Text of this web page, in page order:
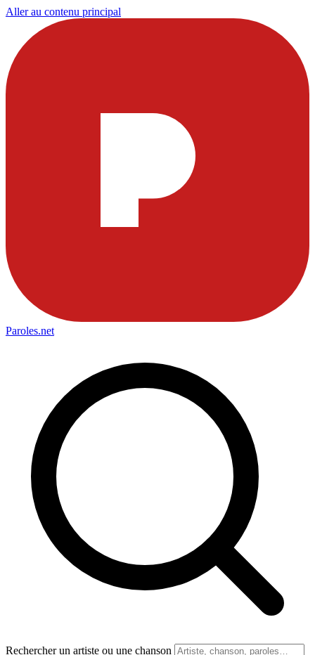
Aller au contenu principal
Paroles.net
Rechercher un artiste ou une chanson